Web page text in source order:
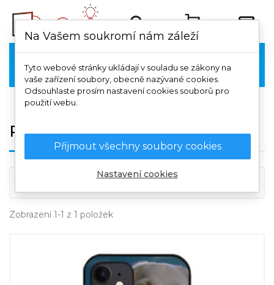
Poco 
Poco M5
Zobrazení 1-1 z 1 položek
Na Vašem soukromí nám záleží
Tyto webové stránky ukládají v souladu se zákony na
vaše zařízení soubory, obecně nazývané cookies.
Odsouhlaste prosím nastavení cookies souborů pro
použití webu.
Přijmout všechny soubory cookies
Nastavení cookies